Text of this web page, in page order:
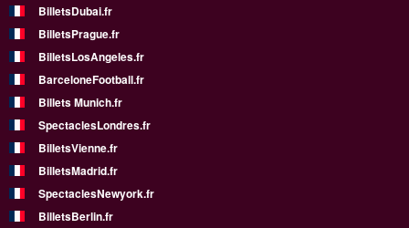
BilletsDubai.fr
BilletsPrague.fr
BilletsLosAngeles.fr
BarceloneFootball.fr
Billets Munich.fr
SpectaclesLondres.fr
BilletsVienne.fr
BilletsMadrid.fr
SpectaclesNewyork.fr
BilletsBerlin.fr